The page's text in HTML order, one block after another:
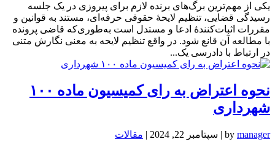
یکی از مهم‌ترین برگ‌های برنده لازم برای پیروزی در یک جلسه
رسیدگی قضایی، تنظیم لایحهٔ حقوقی حرفه‌ای، مستند به قوانین و
مقررات اثبات‌کنندهٔ ادعا و مستدل است به‌طوری‌که قاضی پرونده
با مطالعه آن قانع شود. در واقع تنظیم لایحه به معنی نگارش متنی
در ارتباط با دادرسی یک...
نحوه اعتراض به رای کمیسیون ماده ۱۰۰
شهرداری
by manager
| سپتامبر 22, 2024 | مقالات